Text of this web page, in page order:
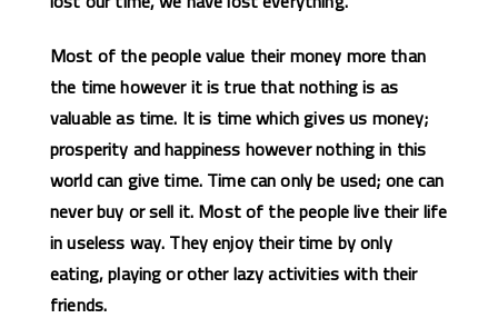
Most of the people value their money more than
the time however it istrue that nothing is as
valuable as time. It is time which gives us money;
prosperity and happiness however nothing in this
world can give time. Time can only be used; one can
never buy or sell it. Most of the people live their life
in useless way. They enjoy their time by only
eating, playing or other lazy activities with their
friends.